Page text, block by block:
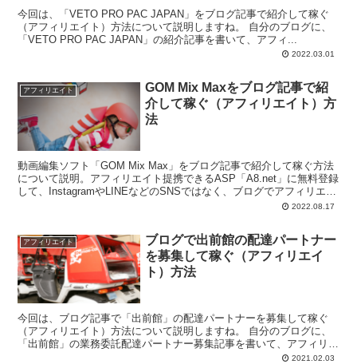
今回は、「VETO PRO PAC JAPAN」をブログ記事で紹介して稼ぐ
（アフィリエイト）方法について説明しますね。 自分のブログに、
「VETO PRO PAC JAPAN」の紹介記事を書いて、アフィ...
2022.03.01
アフィリエイト
GOM Mix Maxをブログ記事で紹
介して稼ぐ（アフィリエイト）方
法
動画編集ソフト「GOM Mix Max」をブログ記事で紹介して稼ぐ方法
について説明。アフィリエイト提携できるASP「A8.net」に無料登録
して、InstagramやLINEなどのSNSではなく、ブログでアフィリエイ
2022.08.17
アフィリエイト
ブログで出前館の配達パートナー
を募集して稼ぐ（アフィリエイ
ト）方法
今回は、ブログ記事で「出前館」の配達パートナーを募集して稼ぐ
（アフィリエイト）方法について説明しますね。 自分のブログに、
「出前館」の業務委託配達パートナー募集記事を書いて、アフィリエ
2021.02.03